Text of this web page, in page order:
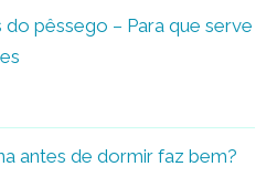
do pêssego – Para que serve
antes de dormir faz bem?